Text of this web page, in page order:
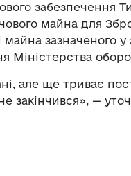
забезпечення
майна для
майна зазначеного
Міністерства
але ще триває
закінчився», —